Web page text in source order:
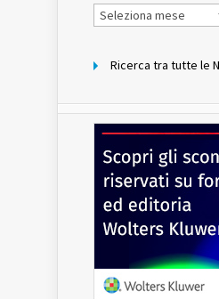
Notizie
per
Ricerca tra tutte le